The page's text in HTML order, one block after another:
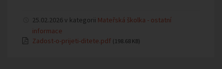
25.02.2026 v kategorii Mateřská školka - ostatní
informace
Zadost-o-prijeti-ditete.pdf (198.68 KB)